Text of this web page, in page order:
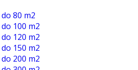
80 m2
100 m2
120 m2
150 m2
200 m2